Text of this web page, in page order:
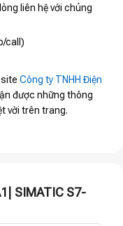
liên hệ với chúng
call)
Công ty TNHH Điện
được những thông
vời trên trang.
SIMATIC S7-